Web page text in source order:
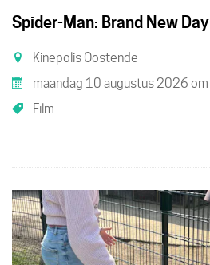
Spider-Man: Brand New Day
Kinepolis Oostende
maandag 10 augustus 2026 om
Film